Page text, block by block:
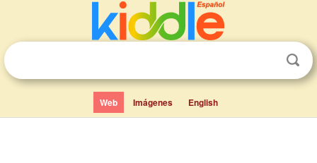
Web Imágenes English